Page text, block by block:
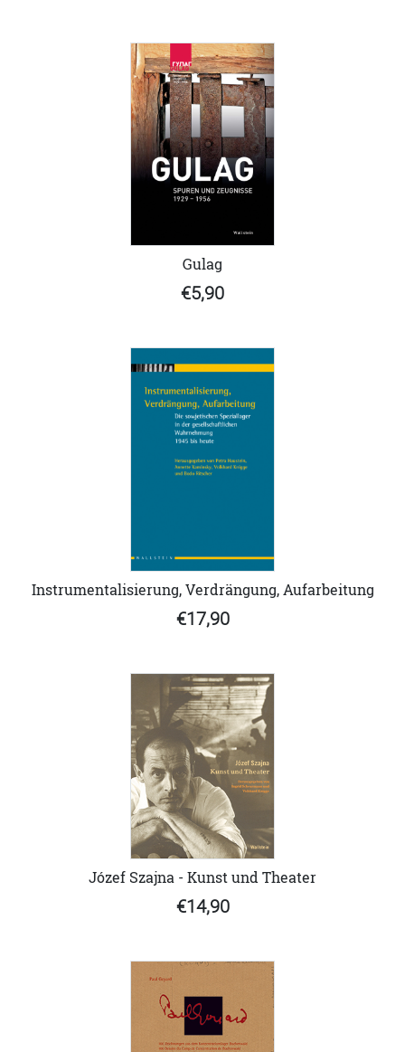
Gulag
€5,90
Instrumentalisierung, Verdrängung, Aufarbeitung
€17,90
Józef Szajna - Kunst und Theater
€14,90